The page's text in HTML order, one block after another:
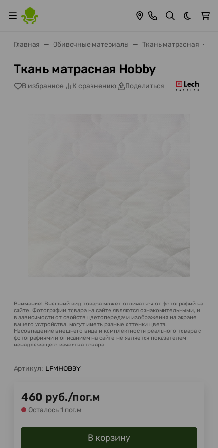
Темная
Главная Обивочные материалы Ткань матрасная
Ткань матрасная Hobby
В избранное К сравнению Поделиться
Внимание! Внешний вид товара может отличаться от фотографий на
сайте. Фотографии товара на сайте являются ознакомительными, и
в зависимости от свойств цветопередачи изображения на экране
вашего устройства, могут иметь разные оттенки цвета.
Несовпадение внешнего вида и комплектности реального товара с
фотографиями и описанием на сайте не является показателем
ненадлежащего качества товара.
Артикул: LFMHOBBY
460 руб./пог.м
Осталось 1 пог.м
В корзину